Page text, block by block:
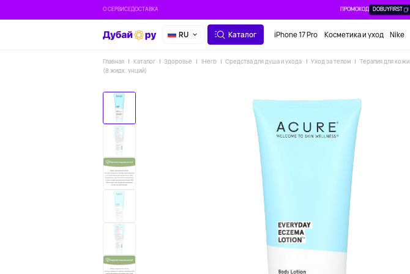
О СЕРВИСЕДОСТАВКА ПРОМОКОД DOBUYFIRST
RU Каталог iPhone 17 Pro Косметика и уход Nike
Главная Каталог Здоровье IHerb Средства для душа и ухода Уход за телом Терапия для кожи
(8 жидк. унций)